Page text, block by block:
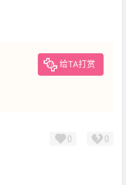
给TA打赏
0 0